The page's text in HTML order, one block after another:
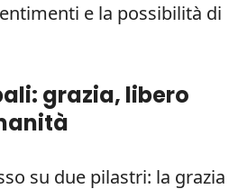
e la possibilità di
grazia, libero
su due pilastri: la grazia